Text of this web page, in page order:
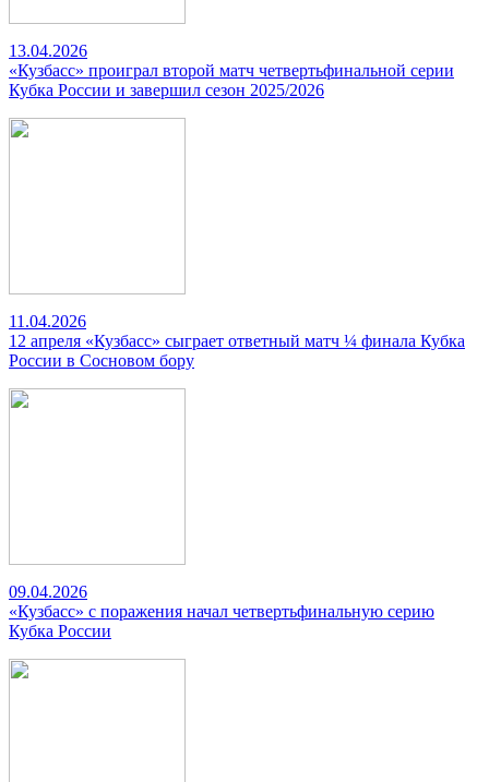
13.04.2026
«Кузбасс» проиграл второй матч четвертьфинальной серии
Кубка России и завершил сезон 2025/2026
11.04.2026
12 апреля «Кузбасс» сыграет ответный матч ¼ финала Кубка
России в Сосновом бору
09.04.2026
«Кузбасс» с поражения начал четвертьфинальную серию
Кубка России